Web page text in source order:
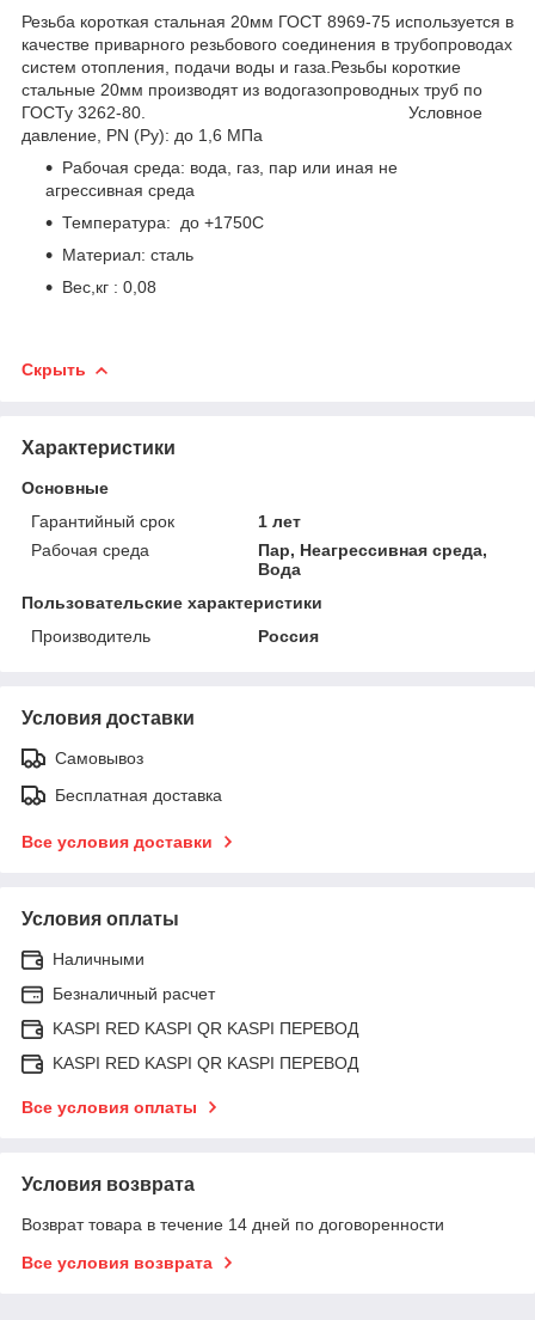
Резьба короткая стальная 20мм ГОСТ 8969-75 используется в
качестве приварного резьбового соединения в трубопроводах
систем отопления, подачи воды и газа.Резьбы короткие
стальные 20мм производят из водогазопроводных труб по
ГОСТу 3262-80. Условное
давление, PN (Ру): до 1,6 МПа
Рабочая среда: вода, газ, пар или иная не
агрессивная среда
Температура: до +1750С
Материал: сталь
Вес,кг : 0,08
Скрыть
Характеристики
Основные
Гарантийный срок
1 лет
Рабочая среда
Пар, Неагрессивная среда,
Вода
Пользовательские характеристики
Производитель
Россия
Условия доставки
Самовывоз
Бесплатная доставка
Все условия доставки
Условия оплаты
Наличными
Безналичный расчет
KASPI RED KASPI QR KASPI ПЕРЕВОД
KASPI RED KASPI QR KASPI ПЕРЕВОД
Все условия оплаты
Условия возврата
Возврат товара в течение 14 дней по договоренности
Все условия возврата